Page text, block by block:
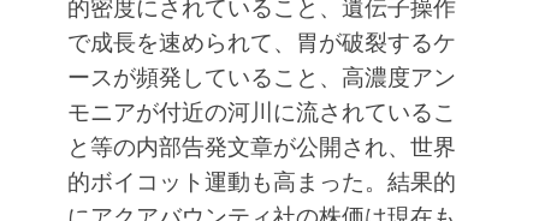
的密度にされていること、遺伝子操作
で成長を速められて、胃が破裂するケ
ースが頻発していること、高濃度アン
モニアが付近の河川に流されているこ
と等の内部告発文章が公開され、世界
的ボイコット運動も高まった。結果的